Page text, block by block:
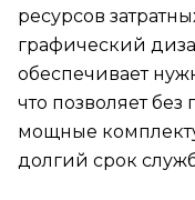
ресурсов
графический
обеспечивает
что позволяет без
мощные
долгий срок